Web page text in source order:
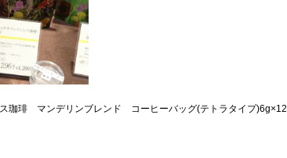
珈琲 マンデリンブレンド コーヒーバッグ(テトラタイプ)6g×12